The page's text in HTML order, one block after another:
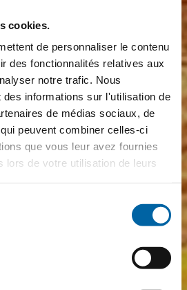
cookies.
de personnaliser le contenu
des fonctionnalités relatives aux
notre trafic. Nous
des informations sur l'utilisation de
de médias sociaux, de
peuvent combiner celles-ci
que vous leur avez fournies
lors de votre utilisation de leurs